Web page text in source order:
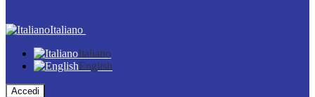
Italiano
Italiano
English
Accedi